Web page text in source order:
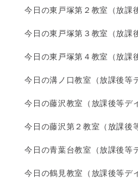
今日の東戸塚第２教室（放課
今日の東戸塚第３教室（放課
今日の東戸塚第４教室（放課
今日の溝ノ口教室（放課後等
今日の藤沢教室（放課後等デ
今日の藤沢第２教室（放課後
今日の青葉台教室（放課後等
今日の鶴見教室（放課後等デ